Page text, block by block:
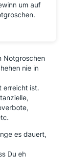
um auf
Notgroschen
nie in
erreicht ist.
es dauert,
Du eh